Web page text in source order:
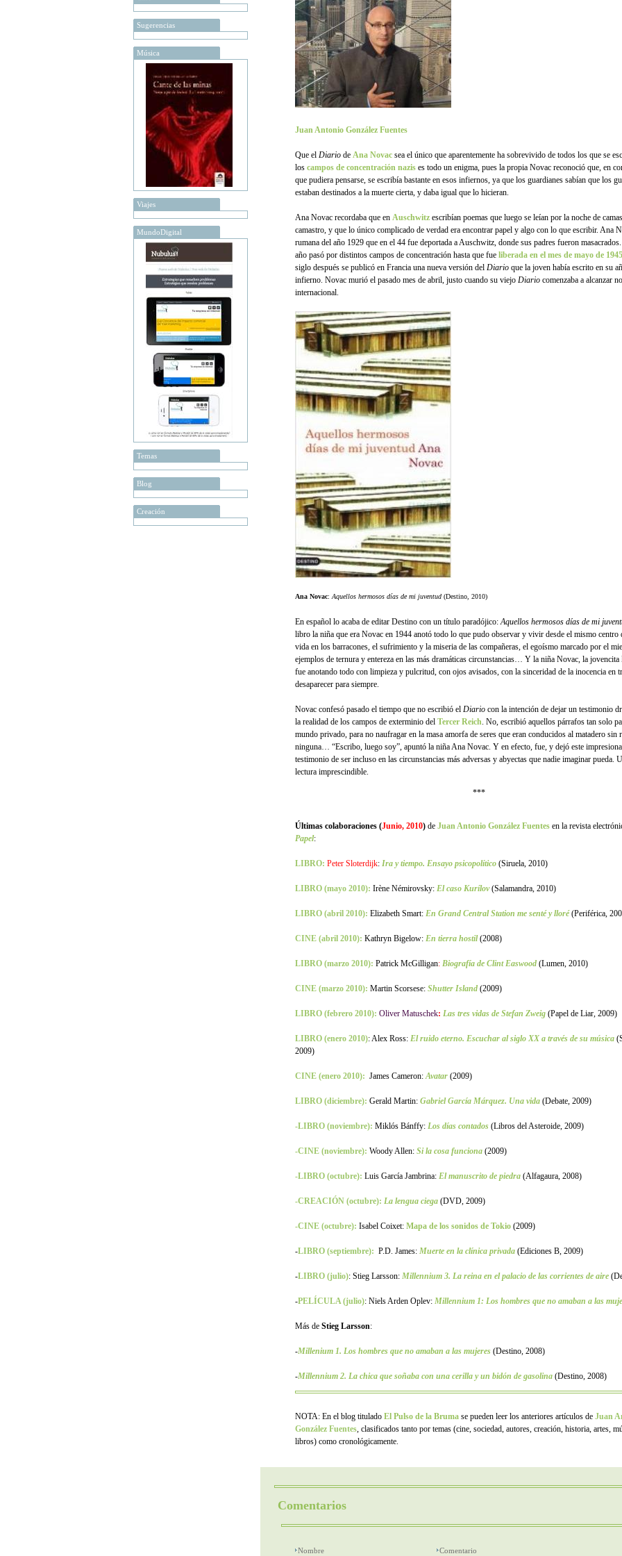
Sugerencias
Música
Viajes
MundoDigital
Temas
Blog
Creación
Juan Antonio González Fuentes
Que el Diario de Ana Novac sea el único que aparentemente ha sobrevivido de todos los que se
los campos de concentración nazis es todo un enigma, pues la propia Novac reconoció que, en
que pudiera pensarse, se escribía bastante en esos infiernos, ya que los guardianes sabían que los
estaban destinados a la muerte cierta, y daba igual que lo hicieran.
Ana Novac recordaba que en Auschwitz escribían poemas que luego se leían por la noche de
camastro, y que lo único complicado de verdad era encontrar papel y algo con lo que escribir. Ana
rumana del año 1929 que en el 44 fue deportada a Auschwitz, donde sus padres fueron
año pasó por distintos campos de concentración hasta que fue liberada en el mes de mayo de 1945
siglo después se publicó en Francia una nueva versión del Diario que la joven había escrito en su
infierno. Novac murió el pasado mes de abril, justo cuando su viejo Diario comenzaba a alcanzar
internacional.
Ana Novac: Aquellos hermosos días de mi juventud (Destino, 2010)
En español lo acaba de editar Destino con un título paradójico:Aquellos hermosos días de mi
libro la niña que era Novac en 1944 anotó todo lo que pudo observar y vivir desde el mismo centro
vida en los barracones, el sufrimiento y la miseria de las compañeras, el egoísmo marcado por el
ejemplos de ternura y entereza en las más dramáticas circunstancias… Y la niña Novac, la
fue anotando todo con limpieza y pulcritud, con ojos avisados, con la sinceridad de la inocencia en
desaparecer para siempre.
Novac confesó pasado el tiempo que no escribió el Diario con la intención de dejar un testimonio
la realidad de los campos de exterminio del Tercer Reich. No, escribió aquellos párrafos tan solo
mundo privado, para no naufragar en la masa amorfa de seres que eran conducidos al matadero sin
ninguna… “Escribo, luego soy”, apuntó la niña Ana Novac. Y en efecto, fue, y dejó este
testimonio de ser incluso en las circunstancias más adversas y abyectas que nadie imaginar pueda.
lectura imprescindible.
***
Últimas colaboraciones (Junio, 2010) de Juan Antonio González Fuentes en la revista
Papel:
LIBRO: Peter Sloterdijk: Ira y tiempo. Ensayo psicopolítico (Siruela, 2010)
LIBRO (mayo 2010): Irène Némirovsky: El caso Kurílov(Salamandra, 2010)
LIBRO (abril 2010): Elizabeth Smart: En Grand Central Station me senté y lloré(Periférica,
CINE (abril 2010): Kathryn Bigelow: En tierra hostil(2008)
LIBRO (marzo 2010): Patrick McGilligan: Biografía de Clint Easwood (Lumen, 2010)
CINE (marzo 2010): Martin Scorsese: Shutter Island (2009)
LIBRO (febrero 2010): Oliver Matuschek: Las tres vidas de Stefan Zweig (Papel de Liar, 2009)
LIBRO (enero 2010): Alex Ross: El ruido eterno. Escuchar al siglo XX a través de su música
2009)
CINE (enero 2010): James Cameron:Avatar (2009)
LIBRO (diciembre): Gerald Martin: Gabriel García Márquez. Una vida (Debate, 2009)
-LIBRO (noviembre): Miklós Bánffy: Los días contados (Libros del Asteroide, 2009)
-CINE (noviembre): Woody Allen: Si la cosa funciona (2009)
-LIBRO (octubre): Luis García Jambrina: El manuscrito de piedra (Alfagaura, 2008)
-CREACIÓN (octubre): La lengua ciega (DVD, 2009)
-CINE (octubre): Isabel Coixet: Mapa de los sonidos de Tokio (2009)
-LIBRO (septiembre): P.D. James: Muerte en la clínica privada (Ediciones B, 2009)
-LIBRO (julio): Stieg Larsson: Millennium 3. La reina en el palacio de las corrientes de aire
-PELÍCULA (julio): Niels Arden Oplev: Millennium 1: Los hombres que no amaban a las
Más de Stieg Larsson:
-Millenium 1. Los hombres que no amaban a las mujeres (Destino, 2008)
-Millennium 2. La chica que soñaba con una cerilla y un bidón de gasolina (Destino, 2008)
NOTA: En el blog titulado El Pulso de la Bruma se pueden leer los anteriores artículos de Juan
González Fuentes, clasificados tanto por temas (cine, sociedad, autores, creación, historia, artes,
libros) como cronológicamente.
Comentarios
Nombre Comentario